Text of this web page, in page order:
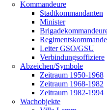
Kommandeure
Stadtkommandanten
Minister
Leiter GSO/GSU
Verbindungsoffiziere
Abzeichen/Symbole
Zeitraum 1950-1968
Zeitraum 1968-1982
Zeitraum 1982-1994
Wachobjekte